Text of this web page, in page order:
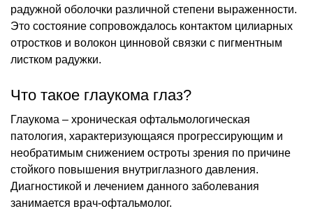
радужной оболочки различной степени выраженности.
Это состояние сопровождалось контактом цилиарных
отростков и волокон цинновой связки с пигментным
листком радужки.
Что такое глаукома глаз?
Глаукома – хроническая офтальмологическая
патология, характеризующаяся прогрессирующим и
необратимым снижением остроты зрения по причине
стойкого повышения внутриглазного давления.
Диагностикой и лечением данного заболевания
занимается врач-офтальмолог.